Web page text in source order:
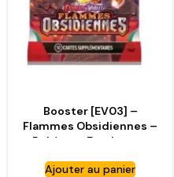
Booster [EV03] –
Flammes Obsidiennes –
Pokémon Ecarlate et
Ajouter au panier